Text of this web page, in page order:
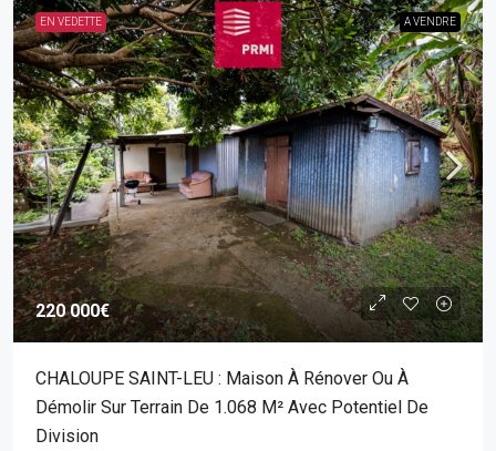
EN VEDETTE A VENDRE
220 000€
CHALOUPE SAINT-LEU : Maison À Rénover Ou À
Démolir Sur Terrain De 1.068 M² Avec Potentiel De
Division